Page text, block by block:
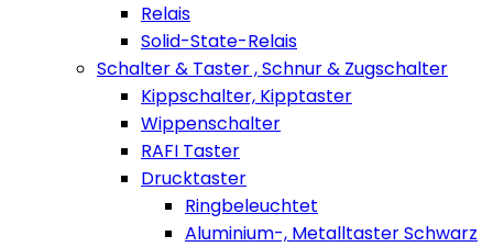
Relais
Solid-State-Relais
Schalter & Taster , Schnur & Zugschalter
Kippschalter, Kipptaster
Wippenschalter
RAFI Taster
Drucktaster
Ringbeleuchtet
Aluminium-, Metalltaster Schwarz